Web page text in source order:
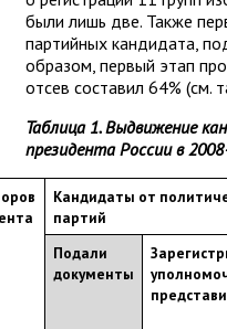
были лишь две. Также
партийных кандидата,
образом, первый этап
отсев составил 64% (см.
Таблица 1. Выдвижение
президента России в
Кандидаты от
партий
Подали
документы